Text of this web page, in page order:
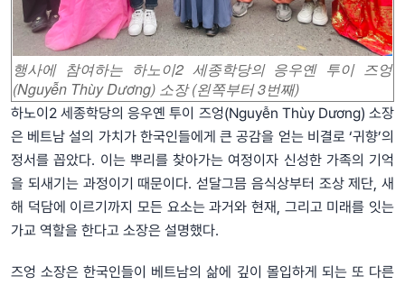
행사에 참여하는 하노이2 세종학당의 응우옌 투이 즈엉
(Nguyễn Thùy Dương) 소장 (왼쪽부터 3번째)
하노이2 세종학당의 응우옌 투이 즈엉(Nguyễn Thùy Dương) 소장
은 베트남 설의 가치가 한국인들에게 큰 공감을 얻는 비결로 ‘귀향’의
정서를 꼽았다. 이는 뿌리를 찾아가는 여정이자 신성한 가족의 기억
을 되새기는 과정이기 때문이다. 섣달그믐 음식상부터 조상 제단, 새
해 덕담에 이르기까지 모든 요소는 과거와 현재, 그리고 미래를 잇는
가교 역할을 한다고 소장은 설명했다.
즈엉 소장은 한국인들이 베트남의 삶에 깊이 몰입하게 되는 또 다른